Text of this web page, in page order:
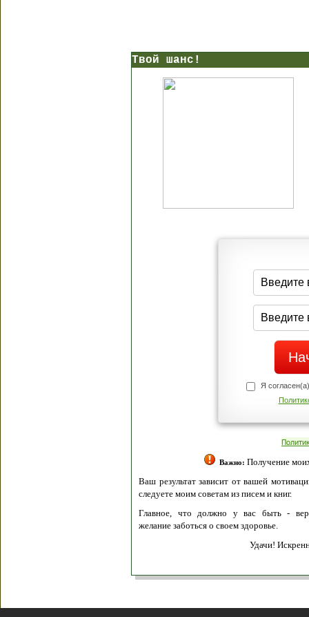
Твой шанс!
Я
Важно: Получение
Ваш результат зависит от вашей
следуете моим советам из писем и книг.
Главное, что должно у вас быть -
желание заботься о своем здоровье.
Удачи!